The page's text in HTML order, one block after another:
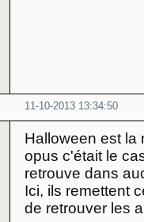
11-10-2013 13:34:50
Halloween est la
opus c'était le
retrouve dans
Ici, ils remettent
de retrouver les